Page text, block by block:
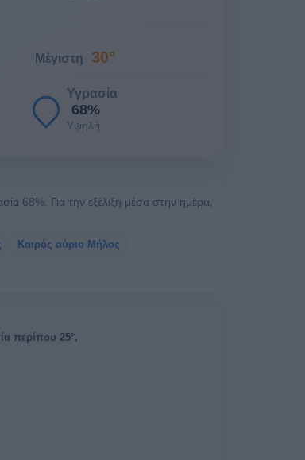
Μέγιστη 30°
Υγρασία
68%
Υψηλή
68%. Για την εξέλιξη μέσα στην ημέρα,
Καιρός αύριο Μήλος
περίπου 25°.